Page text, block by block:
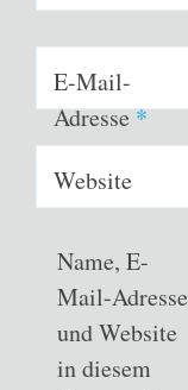
E-Mail-
Adresse*
Website
Name, E-
Mail-Adresse
und Website
in diesem